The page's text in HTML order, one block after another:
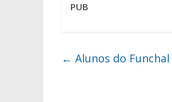
PUB
← Alunos do